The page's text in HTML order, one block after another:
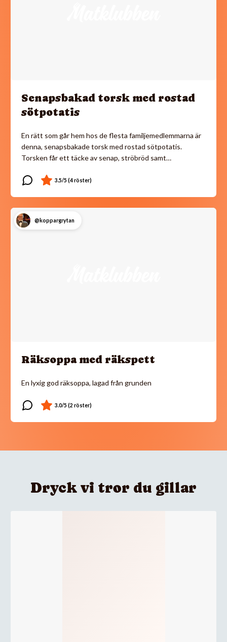
Senapsbakad torsk med rostad
sötpotatis
En rätt som går hem hos de flesta familjemedlemmarna är
denna, senapsbakade torsk med rostad sötpotatis.
Torsken får ett täcke av senap, ströbröd samt…
@koppargrytan
Räksoppa med räkspett
En lyxig god räksoppa, lagad från grunden
Dryck vi tror du gillar